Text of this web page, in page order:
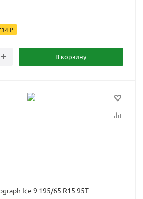
₽
В корзину
Ice 9 195/65 R15 95T